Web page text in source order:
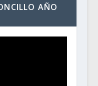
AÑO